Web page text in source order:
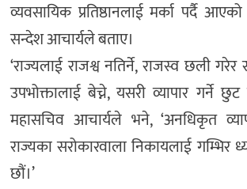
व्यवसायिक प्रतिष्ठानलाई मर्का पर्दै
सन्देश आचार्यले बताए।
‘राज्यलाई राजश्व नतिर्ने, राजस्व छली
उपभोक्तालाई बेच्ने, यसरी व्यापार गर्ने
महासचिव आचार्यले भने, ‘अनधिकृत
राज्यका सरोकारवाला निकायलाई गम्भिर
छौं।’